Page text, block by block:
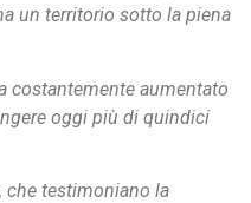
un territorio sotto la piena
costantemente aumentato
oggi più di quindici
che testimoniano la